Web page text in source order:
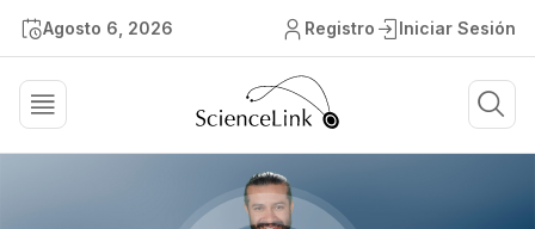
Agosto 6, 2026 Registro Iniciar Sesión